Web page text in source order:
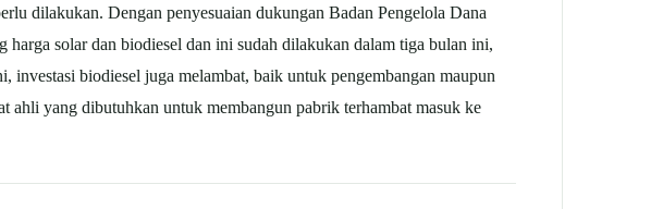
dilakukan. Dengan penyesuaian dukungan Badan Pengelola Dana
solar dan biodiesel dan ini sudah dilakukan dalam tiga bulan ini,
biodiesel juga melambat, baik untuk pengembangan maupun
ahli yang dibutuhkan untuk membangun pabrik terhambat masuk ke